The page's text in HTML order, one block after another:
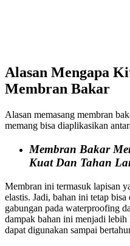
Alasan Mengapa
Membran Bakar
Alasan memasang membran
memang bisa diaplikasikan
Membran Bakar
Kuat Dan Tahan
Membran ini termasuk lapisan
elastis. Jadi, bahan ini tetap
gabungan pada waterproofing
dampak bahan ini menjadi lebih
dapat digunakan sampai